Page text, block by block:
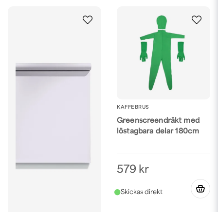
KAFFEBRUS
Greenscreendräkt med
löstagbara delar 180cm
579 kr